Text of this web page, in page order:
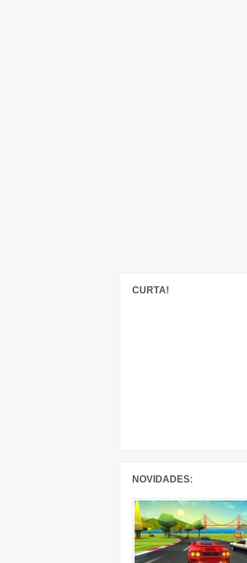
CURTA!
NOVIDADES: